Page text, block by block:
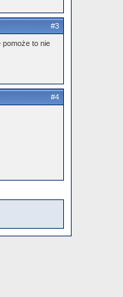
#3
pomoże to nie
#4